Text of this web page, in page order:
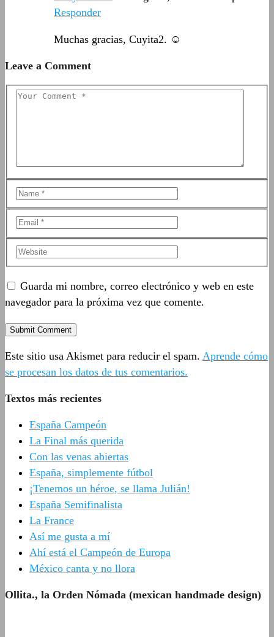
Responder
Muchas gracias, Cuyita2. ☺️
Leave a Comment
Guarda mi nombre, correo electrónico y web en este
navegador para la próxima vez que comente.
Este sitio usa Akismet para reducir el spam. Aprende cómo
se procesan los datos de tus comentarios.
Textos más recientes
España Campeón
La Final más querida
Con las venas abiertas
España, simplemente fútbol
¡Tenemos un héroe, se llama Julián!
España Semifinalista
La France
Así me gusta a mí
Ahí está el Campeón de Europa
México canta y no llora
Ollita., la Orden Nómada (mexican handmade design)